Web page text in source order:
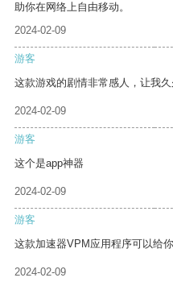
助你在网络上自由移动。
2024-02-09
游客
这款游戏的剧情非常感人，让我久
2024-02-09
游客
这个是app神器
2024-02-09
游客
这款加速器VPM应用程序可以给
2024-02-09